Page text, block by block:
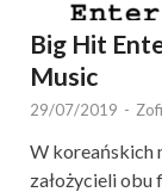
Big Hit
Music
29/07/2019 -
W koreańskich
założycieli obu